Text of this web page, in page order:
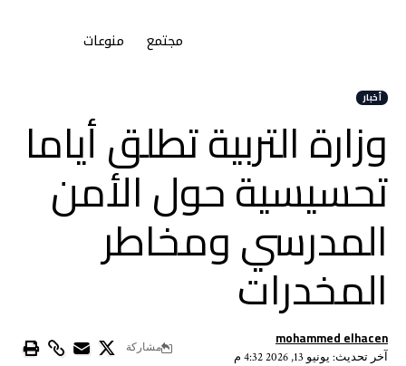
مجتمع منوعات
أخبار
وزارة التربية تطلق أياما
تحسيسية حول الأمن
المدرسي ومخاطر
المخدرات
آخر تحديث: يونيو 13, 2026 4:32 م
mohammed elhacen مشاركة